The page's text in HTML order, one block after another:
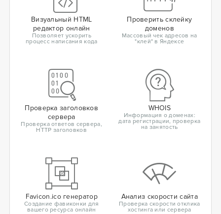
Визуальный HTML
редактор онлайн
Позволяет ускорить
процесс написания кода
Проверить склейку
доменов
Массовый чек адресов на
"клей" в Яндексе
Проверка заголовков
сервера
Проверка ответов сервера,
HTTP заголовков
WHOIS
Информация о доменах:
дата регистрации, проверка
на занятость
Favicon.ico генератор
Создание фавиконки для
вашего ресурса онлайн
Анализ скорости сайта
Проверка скорости отклика
хостинга или сервера